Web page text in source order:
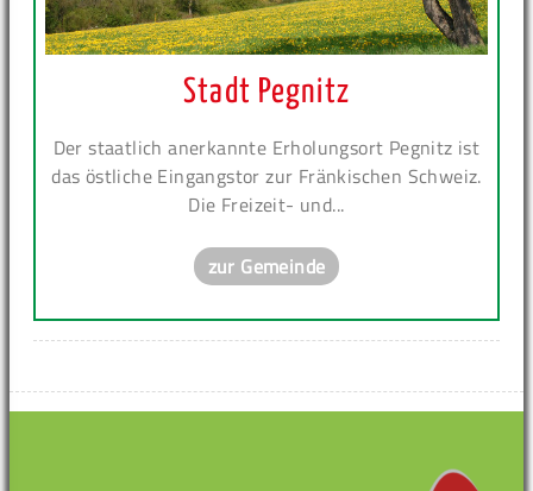
Stadt Pegnitz
Der staatlich anerkannte Erholungsort Pegnitz ist
das östliche Eingangstor zur Fränkischen Schweiz.
Die Freizeit- und...
zur Gemeinde